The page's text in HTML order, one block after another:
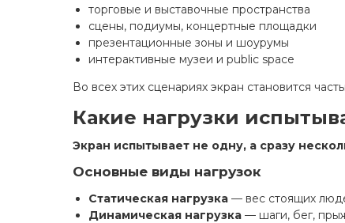
торговые и выставочные пространства
сцены, подиумы, концертные площадки
презентационные зоны и шоурумы
интерактивные музеи и public space
Во всех этих сценариях экран становится
Экран испытывает не одну, а сразу
Основные виды нагрузок
Статическая нагрузка — вес стоящих
Динамическая нагрузка — шаги, бег,
Какие нагрузки